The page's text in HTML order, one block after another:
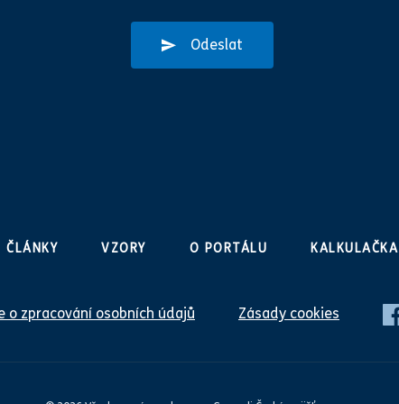
Odeslat
ČLÁNKY VZORY O PORTÁLU KALKULAČKA
o zpracování osobních údajů Zásady cookies